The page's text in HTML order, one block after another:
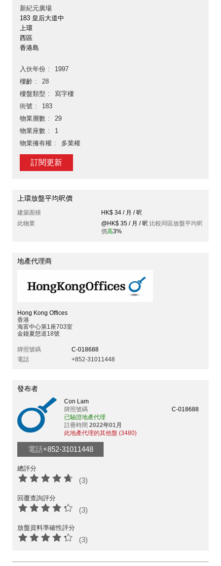
新紀元廣場
183 皇后大道中
上環
西區
香港島
入伙年份
1997
樓齡
28
樓盤類型
寫字樓
街號
183
物業層數
29
物業座數
1
物業擁有權
多業權
訂閱更新
上環放盤平均呎價
建築面積
HK$ 34 / 月 / 呎
此物業
@HK$ 35 / 月 / 呎 比較同區放盤平均呎
價高3%
地產代理商
Hong Kong Offices
香港
海富中心第1座703室
金鐘夏慤道18號
牌照號碼
C-018688
電話
+852-31011448
發布者
Con Lam
牌照號碼
C-018688
已驗證地產代理
註冊時間 2022年01月
此地產代理的其他盤 (3480)
電話+852-31011448
總評分
(3)
回覆查詢評分
(3)
放盤資料準確性評分
(3)